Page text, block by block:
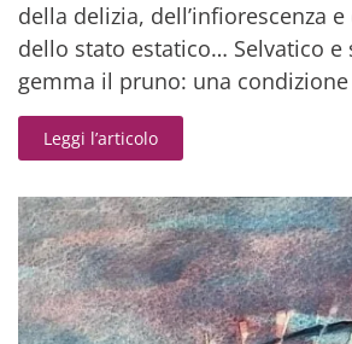
della delizia, dell’infiorescenza
dello stato estatico… Selvatico e
gemma il pruno: una
Leggi l’articolo